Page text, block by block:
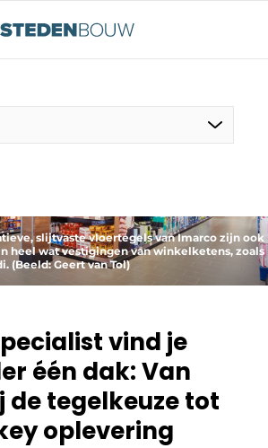
logon
aanmelden
Daktuinen
slijtvaste vloertegels van Imarco zijn ook
heel wat vestigingen van winkelketens, zoals
(Beeld: Geert van Tol)
vind je
één dak: Van
de tegelkeuze tot
oplevering